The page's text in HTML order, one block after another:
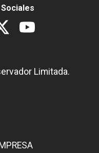
Limitada.